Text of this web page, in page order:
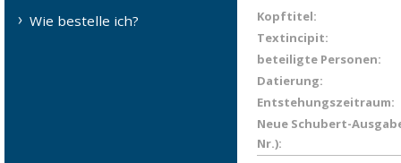
Wie bestelle ich?
Kopftitel:
Textincipit:
beteiligte Personen:
Datierung:
Entstehungszeitraum:
Neue Schubert-
Nr.):